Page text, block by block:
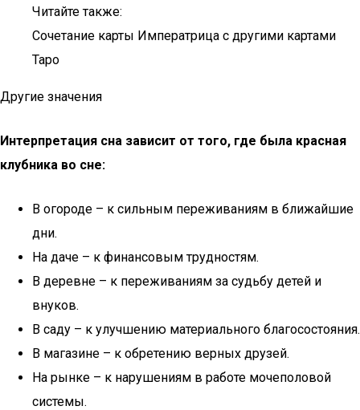
Читайте также:
Сочетание карты Императрица с другими картами
Таро
Другие значения
Интерпретация сна зависит от того, где была красная
клубника во сне:
В огороде – к сильным переживаниям в ближайшие
дни.
На даче – к финансовым трудностям.
В деревне – к переживаниям за судьбу детей и
внуков.
В саду – к улучшению материального благосостояния.
В магазине – к обретению верных друзей.
На рынке – к нарушениям в работе мочеполовой
системы.